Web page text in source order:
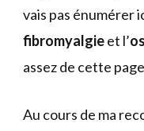
vais pas énumérer
fibromyalgieet l’
assez de cette
Au cours de ma